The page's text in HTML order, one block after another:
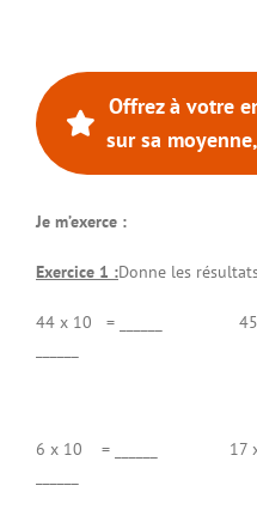
Offrez à votre
sur sa
Je m’exerce :
Exercice 1 :Donne les
44 x 10 = ______ 45 x
6 x 10 = ______ 17 x